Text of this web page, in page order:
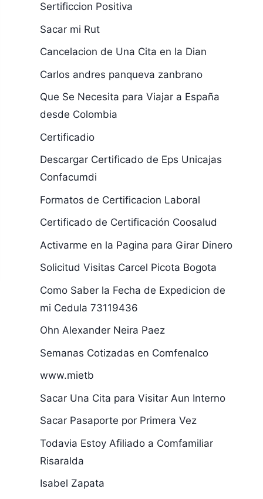
Sertificcion Positiva
Sacar mi Rut
Cancelacion de Una Cita en la Dian
Carlos andres panqueva zanbrano
Que Se Necesita para Viajar a España
desde Colombia
Certificadio
Descargar Certificado de Eps Unicajas
Confacumdi
Formatos de Certificacion Laboral
Certificado de Certificación Coosalud
Activarme en la Pagina para Girar Dinero
Solicitud Visitas Carcel Picota Bogota
Como Saber la Fecha de Expedicion de
mi Cedula 73119436
Ohn Alexander Neira Paez
Semanas Cotizadas en Comfenalco
www.mietb
Sacar Una Cita para Visitar Aun Interno
Sacar Pasaporte por Primera Vez
Todavia Estoy Afiliado a Comfamiliar
Risaralda
Isabel Zapata